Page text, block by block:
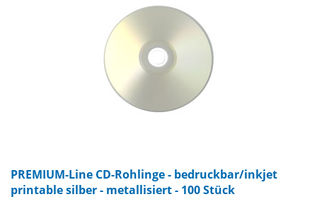
Ein zusätzliches Highlight bieten wir Ihnen mit den
wasserfesten Rohlingen ... perfekter Druck - garantiert ohne
Verwischen oder Verblassen! Für die geprüfte Qualität der
CD-Rohlinge stehen namhafte Markenhersteller wie TAIYO
YUDEN, TDK, VERBATIM u.a.
PREMIUM-Line CD-Rohlinge - bedruckbar/inkjet
printable silber - metallisiert - 100 Stück